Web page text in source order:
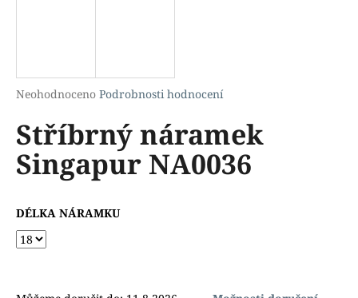
Průměrné
produktu
je
0,0
z
Neohodnoceno Podrobnosti hodnocení
Stříbrný náramek
Singapur NA0036
DÉLKA NÁRAMKU
o
p
r
u
č
e
m
e